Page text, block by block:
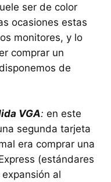
ser de color
ocasiones estas
monitores, y lo
comprar un
de
VGA: en este
segunda tarjeta
era comprar una
(estándares
al